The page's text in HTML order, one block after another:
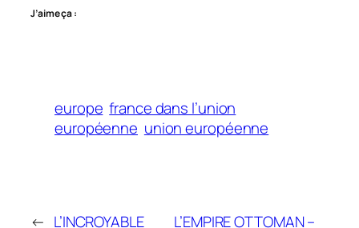
J’aime ça :
europe france dans l’union
européenne union européenne
← L’INCROYABLE
L’EMPIRE OTTOMAN –